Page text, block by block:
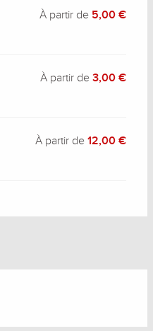
À partir de 5,00 €
À partir de3,00 €
À partir de12,00 €